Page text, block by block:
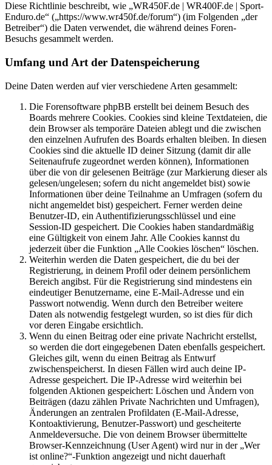
Diese Richtlinie beschreibt, wie „WR450F.de | WR400F.de | Sport-
Enduro.de“ („https://www.wr450f.de/forum“) (im Folgenden „der
Betreiber“) die Daten verwendet, die während deines Foren-
Besuchs gesammelt werden.
Umfang und Art der Datenspeicherung
Deine Daten werden auf vier verschiedene Arten gesammelt:
Die Forensoftware phpBB erstellt bei deinem Besuch des
Boards mehrere Cookies. Cookies sind kleine Textdateien, die
dein Browser als temporäre Dateien ablegt und die zwischen
den einzelnen Aufrufen des Boards erhalten bleiben. In diesen
Cookies sind die aktuelle ID deiner Sitzung (damit dir alle
Seitenaufrufe zugeordnet werden können), Informationen
über die von dir gelesenen Beiträge (zur Markierung dieser als
gelesen/ungelesen; sofern du nicht angemeldet bist) sowie
Informationen über deine Teilnahme an Umfragen (sofern du
nicht angemeldet bist) gespeichert. Ferner werden deine
Benutzer-ID, ein Authentifizierungsschlüssel und eine
Session-ID gespeichert. Die Cookies haben standardmäßig
eine Gültigkeit von einem Jahr. Alle Cookies kannst du
jederzeit über die Funktion „Alle Cookies löschen“ löschen.
Weiterhin werden die Daten gespeichert, die du bei der
Registrierung, in deinem Profil oder deinem persönlichem
Bereich angibst. Für die Registrierung sind mindestens ein
eindeutiger Benutzername, eine E-Mail-Adresse und ein
Passwort notwendig. Wenn durch den Betreiber weitere
Daten als notwendig festgelegt wurden, so ist dies für dich
vor deren Eingabe ersichtlich.
Wenn du einen Beitrag oder eine private Nachricht erstellst,
so werden die dort eingegebenen Daten ebenfalls gespeichert.
Gleiches gilt, wenn du einen Beitrag als Entwurf
zwischenspeicherst. In diesen Fällen wird auch deine IP-
Adresse gespeichert. Die IP-Adresse wird weiterhin bei
folgenden Aktionen gespeichert: Löschen und Ändern von
Beiträgen (dazu zählen Private Nachrichten und Umfragen),
Änderungen an zentralen Profildaten (E-Mail-Adresse,
Kontoaktivierung, Benutzer-Passwort) und gescheiterte
Anmeldeversuche. Die von deinem Browser übermittelte
Browser-Kennzeichnung (User Agent) wird nur in der „Wer
ist online?“-Funktion angezeigt und nicht dauerhaft